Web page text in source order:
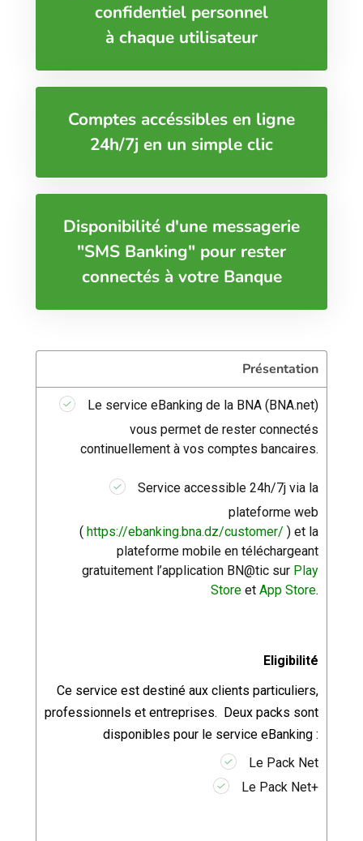
confidentiel personnel
à chaque utilisateur
Comptes accéssibles en ligne
24h/7j en un simple clic
Disponibilité d'une messagerie
"SMS Banking" pour rester
connectés à votre Banque
Présentation
Le service eBanking de la BNA (BNA.net)
vous permet de rester connectés
continuellement à vos comptes bancaires.
Service accessible 24h/7j via la
plateforme web
( https://ebanking.bna.dz/customer/ ) et la
plateforme mobile en téléchargeant
gratuitement l’application BN@tic sur Play
Store et App Store.
Eligibilité
Ce service est destiné aux clients particuliers,
professionnels et entreprises. Deux packs sont
disponibles pour le service eBanking :
Le Pack Net
Le Pack Net+